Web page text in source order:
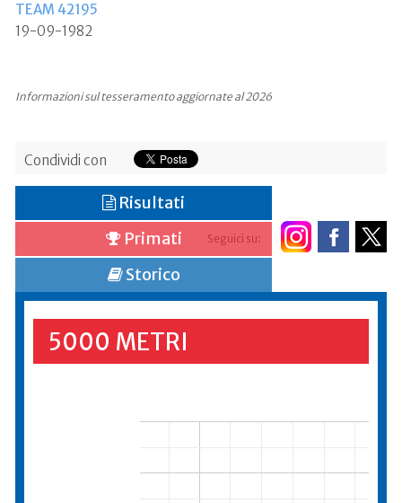
TEAM 42195
19-09-1982
Informazioni sul tesseramento aggiornate al 2026
Condividi con
Seguici su:
Risultati
Primati
Storico
5000 METRI